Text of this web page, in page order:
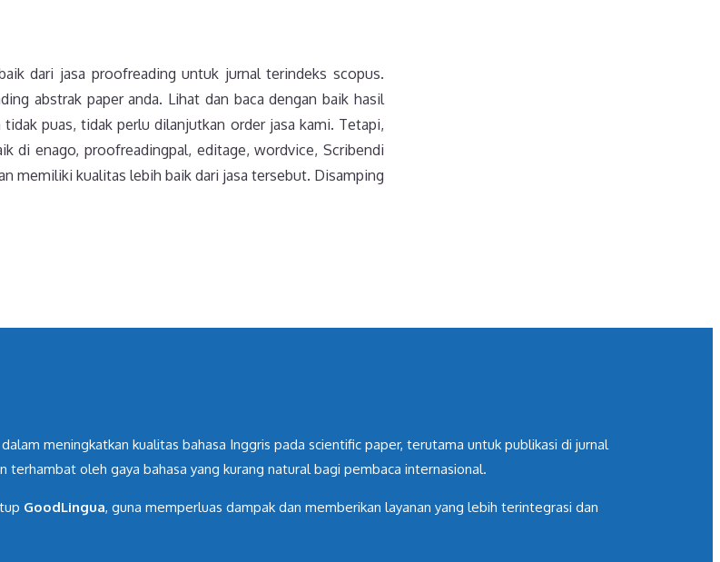
dari jasa proofreading untuk jurnal terindeks scopus.
abstrak paper anda. Lihat dan baca dengan baik hasil
puas, tidak perlu dilanjutkan order jasa kami. Tetapi,
di enago, proofreadingpal, editage, wordvice, Scribendi
memiliki kualitas lebih baik dari jasa tersebut. Disamping
meningkatkan kualitas bahasa Inggris pada scientific paper, terutama untuk publikasi di jurnal
terhambat oleh gaya bahasa yang kurang natural bagi pembaca internasional.
GoodLingua, guna memperluas dampak dan memberikan layanan yang lebih terintegrasi dan